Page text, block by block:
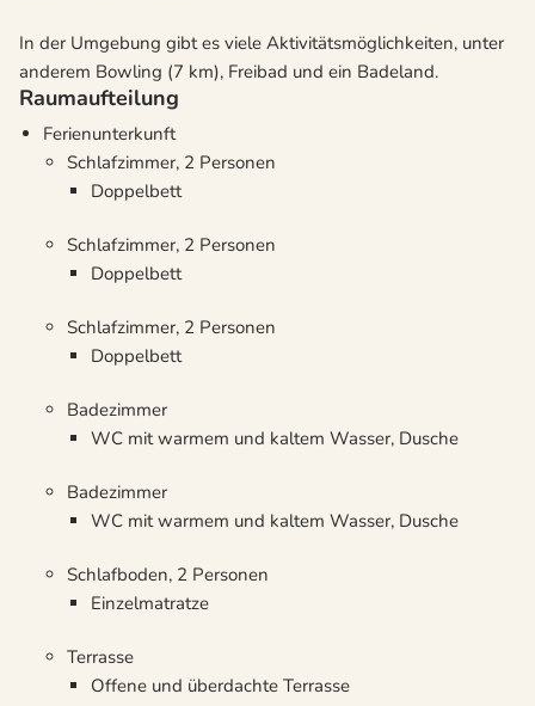
In der Umgebung gibt es viele Aktivitätsmöglichkeiten, unter
anderem Bowling (7 km), Freibad und ein Badeland.
Raumaufteilung
Ferienunterkunft
Schlafzimmer, 2 Personen
Doppelbett
Schlafzimmer, 2 Personen
Doppelbett
Schlafzimmer, 2 Personen
Doppelbett
Badezimmer
WC mit warmem und kaltem Wasser, Dusche
Badezimmer
WC mit warmem und kaltem Wasser, Dusche
Schlafboden, 2 Personen
Einzelmatratze
Terrasse
Offene und überdachte Terrasse